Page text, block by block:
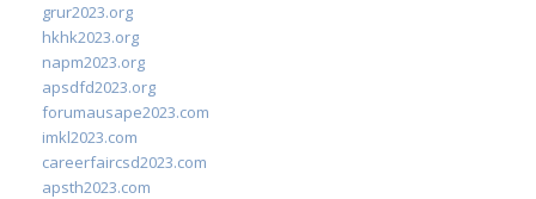
grur2023.org
hkhk2023.org
napm2023.org
apsdfd2023.org
forumausape2023.com
imkl2023.com
careerfaircsd2023.com
apsth2023.com